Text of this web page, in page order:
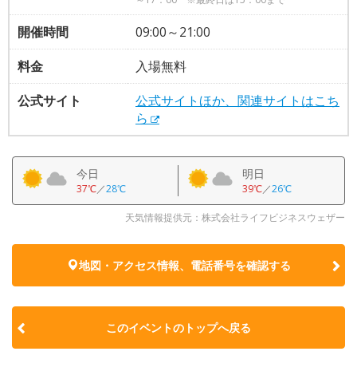
開催時間
09:00～21:00
料金
入場無料
公式サイト
公式サイトほか、関連サイトはこち
ら
今日
37℃／28℃
明日
39℃／26℃
天気情報提供元：株式会社ライフビジネスウェザー
地図・アクセス情報、電話番号を確認する
このイベントのトップへ戻る